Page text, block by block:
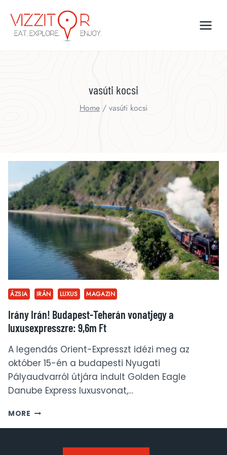
content
vasúti kocsi
Home / vasúti kocsi
ÁZSIA IRÁN LUXUS MAGAZIN
Irány Irán! Budapest-Teherán vonatjegy a
luxusexpresszre: 9,6m Ft
A legendás Orient-Expresszt idézi meg az
október 15-én a budapesti Nyugati
Pályaudvarról útjára indult Golden Eagle
Danube Express luxusvonat,…
MORE IRÁNY